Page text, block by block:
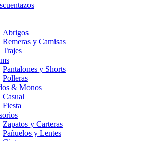
Abrigos
Remeras y Camisas
Trajes
Pantalones y Shorts
Polleras
& Monos
Casual
Fiesta
Zapatos y Carteras
Pañuelos y Lentes